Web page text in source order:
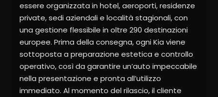
essere organizzata in hotel, aeroporti, residenze
private, sedi aziendali e località stagionali, con
una gestione flessibile in oltre 290 destinazioni
europee. Prima della consegna, ogni Kia viene
sottoposta a preparazione estetica e controllo
operativo, così da garantire un’auto impeccabile
nella presentazione e pronta all’utilizzo
immediato. Al momento del rilascio, il cliente